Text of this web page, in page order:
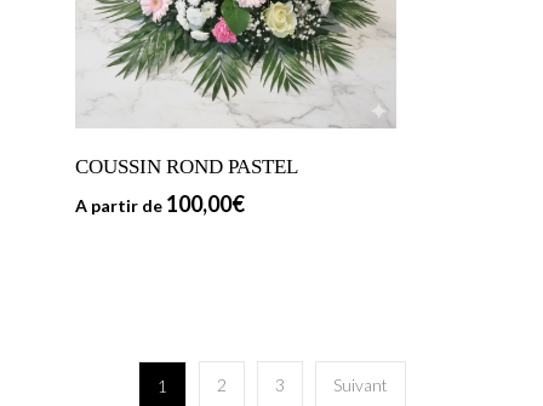
COUSSIN ROND PASTEL
A partir de 100,00€
1 2 3 Suivant